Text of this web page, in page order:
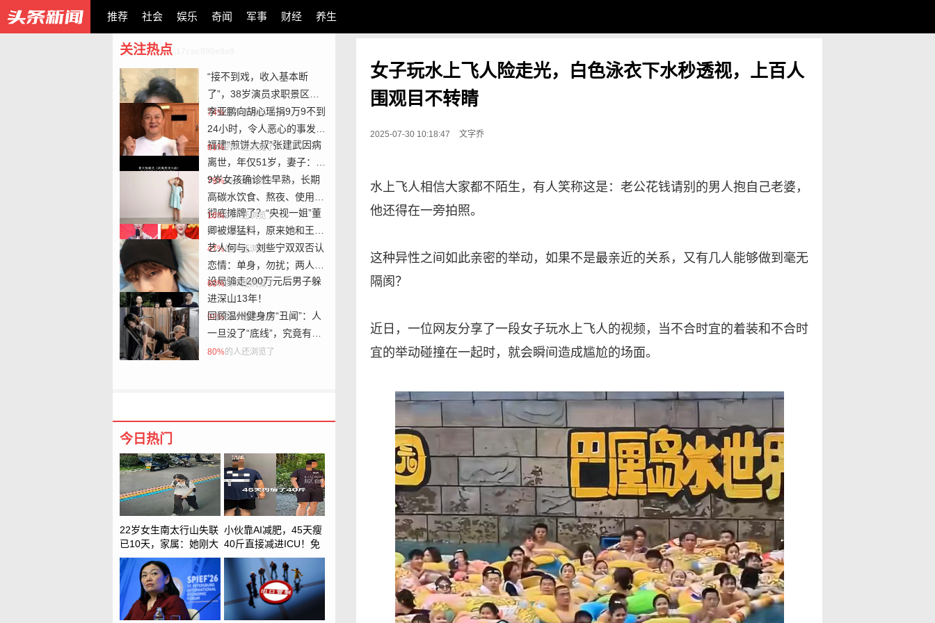
推荐 社会 娱乐 奇闻 军事 财经 养生
关注热点
“接不到戏，收入基本断
了”，38岁演员求职景区
NPC：工作量断崖式下跌，
留给我试错的时间不多了
74%的人还浏览了
福建“煎饼大叔”张建武因病
离世，年仅51岁，妻子：留
不住他，他要去享福了
79%的人还浏览了
彻底摊牌了？“央视一姐”董
卿被爆猛料，原来她和王丽
坤同病相怜
47%的人还浏览了
设局骗走200万元后男子躲
进深山13年！
92%的人还浏览了
小编精选
李亚鹏向胡心瑶捐9万9不到
24小时，令人恶心的事发
生，还不止一件
81%的人还浏览了
9岁女孩确诊性早熟，长期
高碳水饮食、熬夜、使用香
味文具
16%的人还浏览了
艺人何与、刘些宁双双否认
恋情：单身，勿扰；两人绯
闻已持续三年
60%的人还浏览了
回顾温州健身房“丑闻”：人
一旦没了“底线”，究竟有多
可怕？
80%的人还浏览了
今日热门
22岁女生南太行山失联
已10天，家属：她刚大
学毕业想到山里旅行
小伙靠AI减肥，45天瘦
40斤直接减进ICU！免
疫系统崩溃
女子玩水上飞人险走光，白色泳衣下水秒透视，上百人
围观目不转睛
2025-07-30 10:18:47 文字乔
水上飞人相信大家都不陌生，有人笑称这是：老公花钱请别的男人抱自己老婆，
他还得在一旁拍照。
这种异性之间如此亲密的举动，如果不是最亲近的关系，又有几人能够做到毫无
隔阂？
近日，一位网友分享了一段女子玩水上飞人的视频，当不合时宜的着装和不合时
宜的举动碰撞在一起时，就会瞬间造成尴尬的场面。